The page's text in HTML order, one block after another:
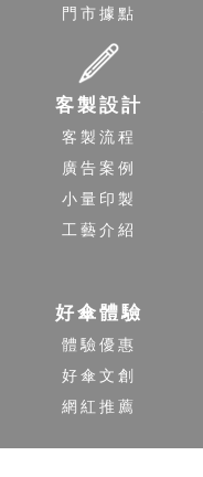
門市據點
客製設計
客製流程
廣告案例
小量印製
工藝介紹
好傘體驗
體驗優惠
好傘文創
網紅推薦